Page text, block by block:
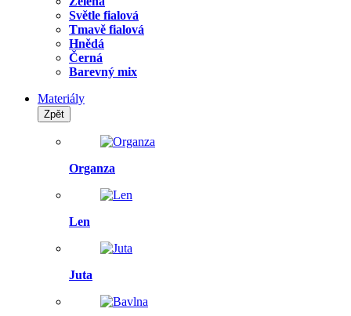
Světle fialová
Tmavě fialová
Hnědá
Černá
Barevný mix
Materiály
Zpět
Organza
Len
Juta